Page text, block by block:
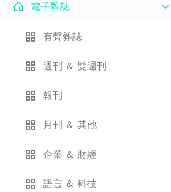
電子雜誌
有聲雜誌
週刊 ＆ 雙週刊
報刊
月刊 ＆ 其他
企業 ＆ 財經
語言 ＆ 科技